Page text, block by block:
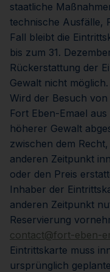
staatliche
technische Ausfälle,
Fall bleibt die
bis zum 31.
Rückerstattung der
Gewalt nicht möglich.
Wird der Besuch
Fort Eben-Emael
höherer Gewalt
zwischen dem
anderen Zeitpunkt
oder den Preis
Inhaber der
anderen Zeitpunkt
Reservierung
contact@fort-eben-
Eintrittskarte muss
ursprünglich